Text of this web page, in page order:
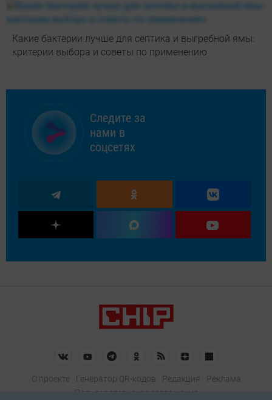
Какие бактерии лучше для септика и выгребной ямы:
критерии выбора и советы по применению
Следите за
нами в
соцсетях
О проекте Генератор QR-кодов Редакция
Реклама
Пользовательское соглашение